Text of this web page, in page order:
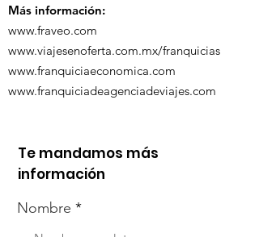
Más información:
www.fraveo.com
www.viajesenoferta.com.mx/franquicias
www.franquiciaeconomica.com
www.franquiciadeagenciadeviajes.com
Te mandamos más
información
Nombre